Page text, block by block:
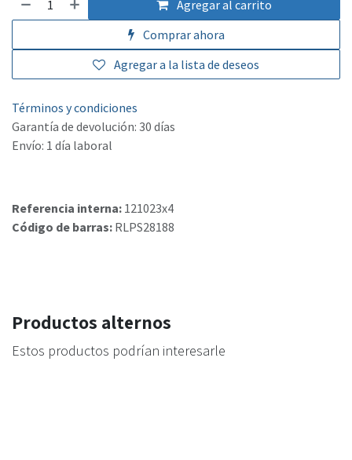
Agregar al carrito
Comprar ahora
Agregar a la lista de deseos
Términos y condiciones
Garantía de devolución: 30 días
Envío: 1 día laboral
Referencia interna: 121023x4
Código de barras: RLPS28188
Productos alternos
Estos productos podrían interesarle